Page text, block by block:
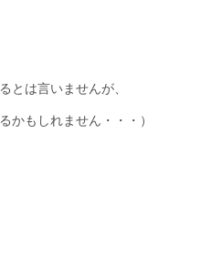
とは言いませんが、
かもしれません・・・）